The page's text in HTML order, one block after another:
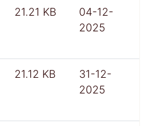
21.21 KB
04-12-
2025
21.12 KB
31-12-
2025